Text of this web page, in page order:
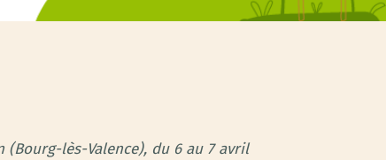
lès-Valence), du 6 au 7 avril